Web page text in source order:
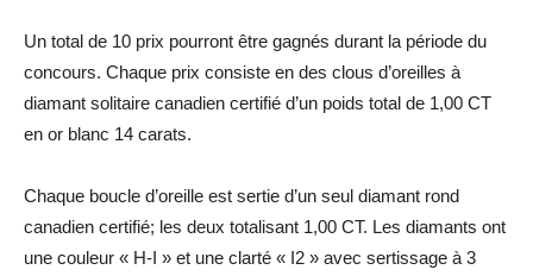
Un total de 10 prix pourront être gagnés durant la période du
concours. Chaque prix consiste en des clous d’oreilles à
diamant solitaire canadien certifié d’un poids total de 1,00 CT
en or blanc 14 carats.
Chaque boucle d’oreille est sertie d’un seul diamant rond
canadien certifié; les deux totalisant 1,00 CT. Les diamants ont
une couleur « H-I » et une clarté « I2 » avec sertissage à 3